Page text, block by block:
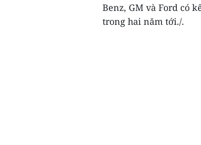
Benz, GM và Ford có
trong hai năm tới./.